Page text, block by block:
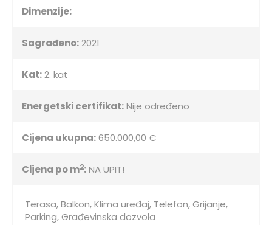
Dimenzije:
Sagrađeno:2021
Kat:2. kat
Energetski certifikat:Nije određeno
Cijena ukupna:650.000,00 €
Cijena po m2:NA UPIT!
Terasa, Balkon, Klima uređaj, Telefon, Grijanje,
Parking, Građevinska dozvola